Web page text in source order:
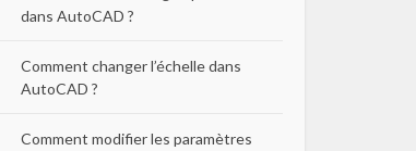
dans AutoCAD ?
Comment changer l’échelle dans
AutoCAD ?
Comment modifier les paramètres